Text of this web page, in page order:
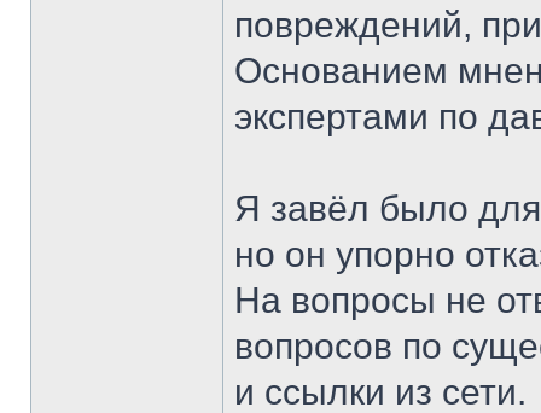
повреждений,
Основанием
экспертами по
Я завёл было
но он упорно
На вопросы не
вопросов по
и ссылки из сети.